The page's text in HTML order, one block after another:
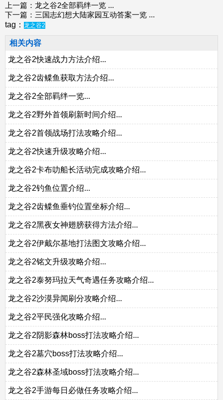
上一篇： 龙之谷2全部羁绊一览 ...
下一篇： 三国志幻想大陆家园互动答案一览 ...
tag： 龙之谷2
相关内容
龙之谷2快速战力方法介绍...
龙之谷2齿鲽鱼获取方法介绍...
龙之谷2全部羁绊一览...
龙之谷2野外首领刷新时间介绍...
龙之谷2首领战场打法攻略介绍...
龙之谷2快速升级攻略介绍...
龙之谷2卡布叻船长活动完成攻略介绍...
龙之谷2钓鱼位置介绍...
龙之谷2齿鲽鱼垂钓位置坐标介绍...
龙之谷2黑夜女神翅膀获得方法介绍...
龙之谷2伊戴尔基地打法图文攻略介绍...
龙之谷2铭文升级攻略介绍...
龙之谷2泰努玛拉天气奇遇任务攻略介绍...
龙之谷2沙漠异闻刷分攻略介绍...
龙之谷2平民强化攻略介绍...
龙之谷2阴影森林boss打法攻略介绍...
龙之谷2墓穴boss打法攻略介绍...
龙之谷2森林圣域boss打法攻略介绍...
龙之谷2手游每日必做任务攻略介绍...